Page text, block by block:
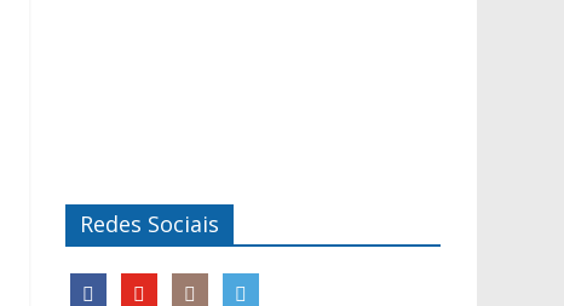
Redes Sociais